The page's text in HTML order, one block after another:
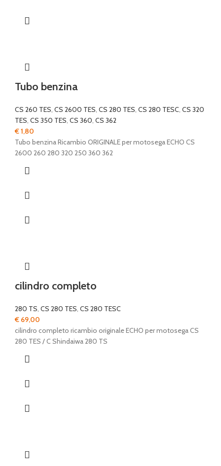
Tubo benzina
CS 260 TES, CS 2600 TES, CS 280 TES, CS 280 TESC, CS 320
TES, CS 350 TES, CS 360, CS 362
€1,80
Tubo benzina Ricambio ORIGINALE per motosega ECHO CS
2600 260 280 320 250 360 362
cilindro completo
280 TS, CS 280 TES, CS 280 TESC
€ 69,00
cilindro completo ricambio originale ECHO per motosega CS
280 TES / C Shindaiwa 280 TS